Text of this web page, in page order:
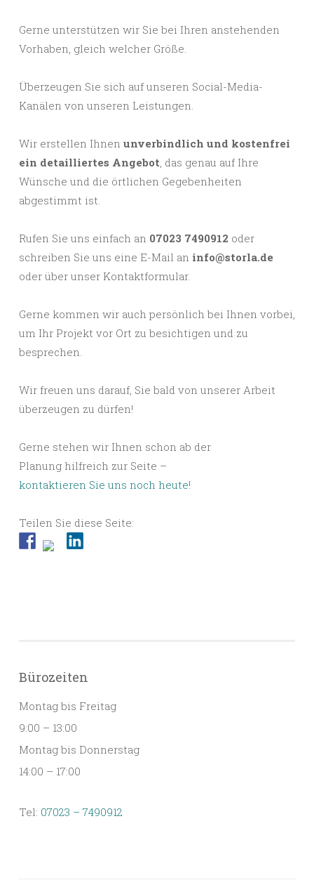
Gerne unterstützen wir Sie bei Ihren anstehenden
Vorhaben, gleich welcher Größe.
Überzeugen Sie sich auf unseren Social-Media-
Kanälen von unseren Leistungen.
Wir erstellen Ihnen unverbindlich und kostenfrei
ein detailliertes Angebot, das genau auf Ihre
Wünsche und die örtlichen Gegebenheiten
abgestimmt ist.
Rufen Sie uns einfach an 07023 7490912 oder
schreiben Sie uns eine E-Mail an info@storla.de
oder über unser Kontaktformular.
Gerne kommen wir auch persönlich bei Ihnen vorbei,
um Ihr Projekt vor Ort zu besichtigen und zu
besprechen.
Wir freuen uns darauf, Sie bald von unserer Arbeit
überzeugen zu dürfen!
Gerne stehen wir Ihnen schon ab der
Planung hilfreich zur Seite –
kontaktieren Sie uns noch heute!
Teilen Sie diese Seite:
Bürozeiten
Montag bis Freitag
9:00 – 13:00
Montag bis Donnerstag
14:00 – 17:00
Tel: 07023 – 7490912